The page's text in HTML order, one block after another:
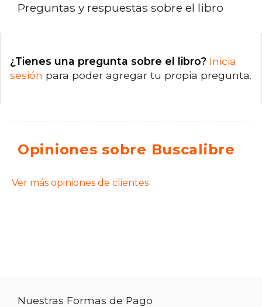
Preguntas y respuestas sobre el libro
¿Tienes una pregunta sobre el libro? Inicia
sesión para poder agregar tu propia pregunta.
Opiniones sobre Buscalibre
Ver más opiniones de clientes
Nuestras Formas de Pago